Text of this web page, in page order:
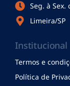
Seg. à Sex.
Limeira/SP
Institucional
Termos e
Política de